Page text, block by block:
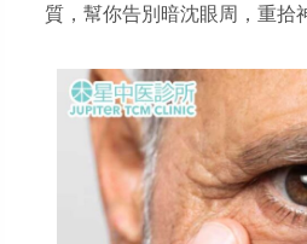
質，幫你告別暗沈眼周，重拾